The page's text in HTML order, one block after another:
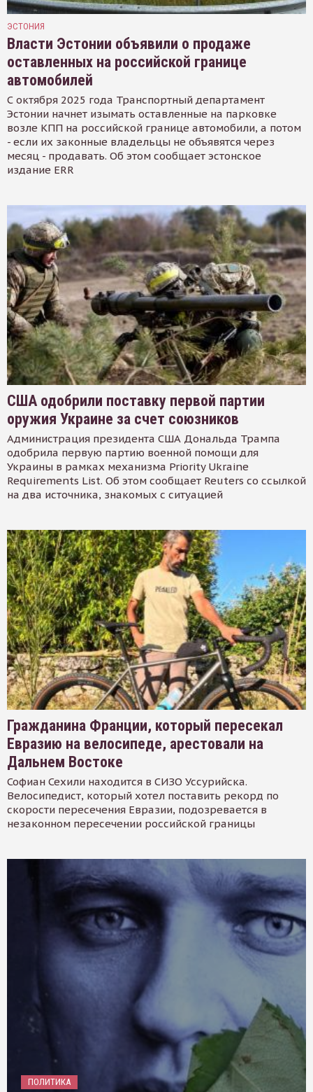
ЭСТОНИЯ
Власти Эстонии объявили о продаже
оставленных на российской границе
автомобилей
С октября 2025 года Транспортный департамент
Эстонии начнет изымать оставленные на парковке
возле КПП на российской границе автомобили, а потом
- если их законные владельцы не объявятся через
месяц - продавать. Об этом сообщает эстонское
издание ERR
США одобрили поставку первой партии
оружия Украине за счет союзников
Администрация президента США Дональда Трампа
одобрила первую партию военной помощи для
Украины в рамках механизма Priority Ukraine
Requirements List. Об этом сообщает Reuters со ссылкой
на два источника, знакомых с ситуацией
Гражданина Франции, который пересекал
Евразию на велосипеде, арестовали на
Дальнем Востоке
Софиан Сехили находится в СИЗО Уссурийска.
Велосипедист, который хотел поставить рекорд по
скорости пересечения Евразии, подозревается в
незаконном пересечении российской границы
ПОЛИТИКА